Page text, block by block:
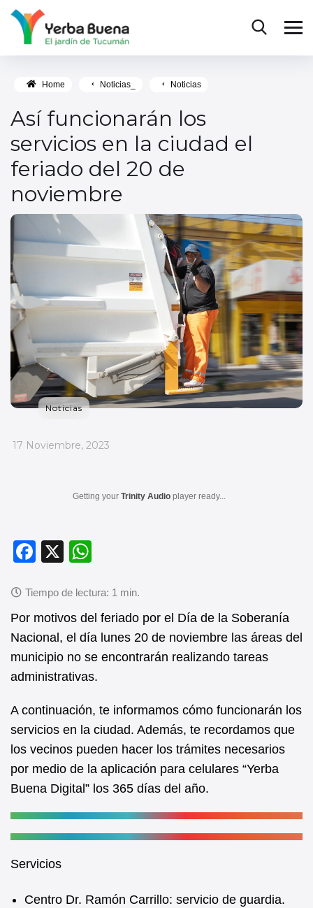
Home Noticias_ Noticias
Así funcionarán los
servicios en la ciudad el
feriado del 20 de
noviembre
Noticias
_
17 Noviembre, 2023
Getting your Trinity Audio player ready...
F
c
e
b
o
o
k
X
at
s
A
p
p
Por motivos del feriado por el Día de la Soberanía
Nacional, el día lunes 20 de noviembre las áreas del
municipio no se encontrarán realizando tareas
administrativas.
A continuación, te informamos cómo funcionarán los
servicios en la ciudad. Además, te recordamos que
los vecinos pueden hacer los trámites necesarios
por medio de la aplicación para celulares “Yerba
Buena Digital” los 365 días del año.
Servicios
Centro Dr. Ramón Carrillo: servicio de guardia.